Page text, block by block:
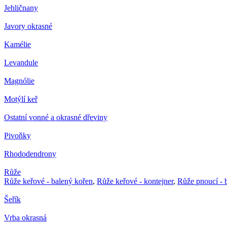
Jehličnany
Javory okrasné
Kamélie
Levandule
Magnólie
Motýlí keř
Ostatní vonné a okrasné dřeviny
Pivoňky
Rhododendrony
Růže
Růže keřové - balený kořen, Růže keřové - kontejner, Růže pnoucí -
Šeřík
Vrba okrasná